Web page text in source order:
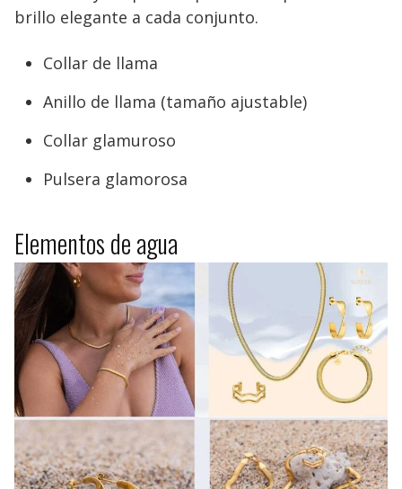
brillo elegante a cada conjunto.
Collar de llama
Anillo de llama (tamaño ajustable)
Collar glamuroso
Pulsera glamorosa
Elementos de agua